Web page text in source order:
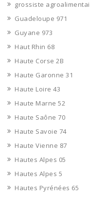
grossiste
Guadeloupe 971
Guyane 973
Haut Rhin 68
Haute Corse 2B
Haute Garonne 31
Haute Loire 43
Haute Marne 52
Haute Saône 70
Haute Savoie 74
Haute Vienne 87
Hautes Alpes 05
Hautes Alpes 5
Hautes Pyrénées 65